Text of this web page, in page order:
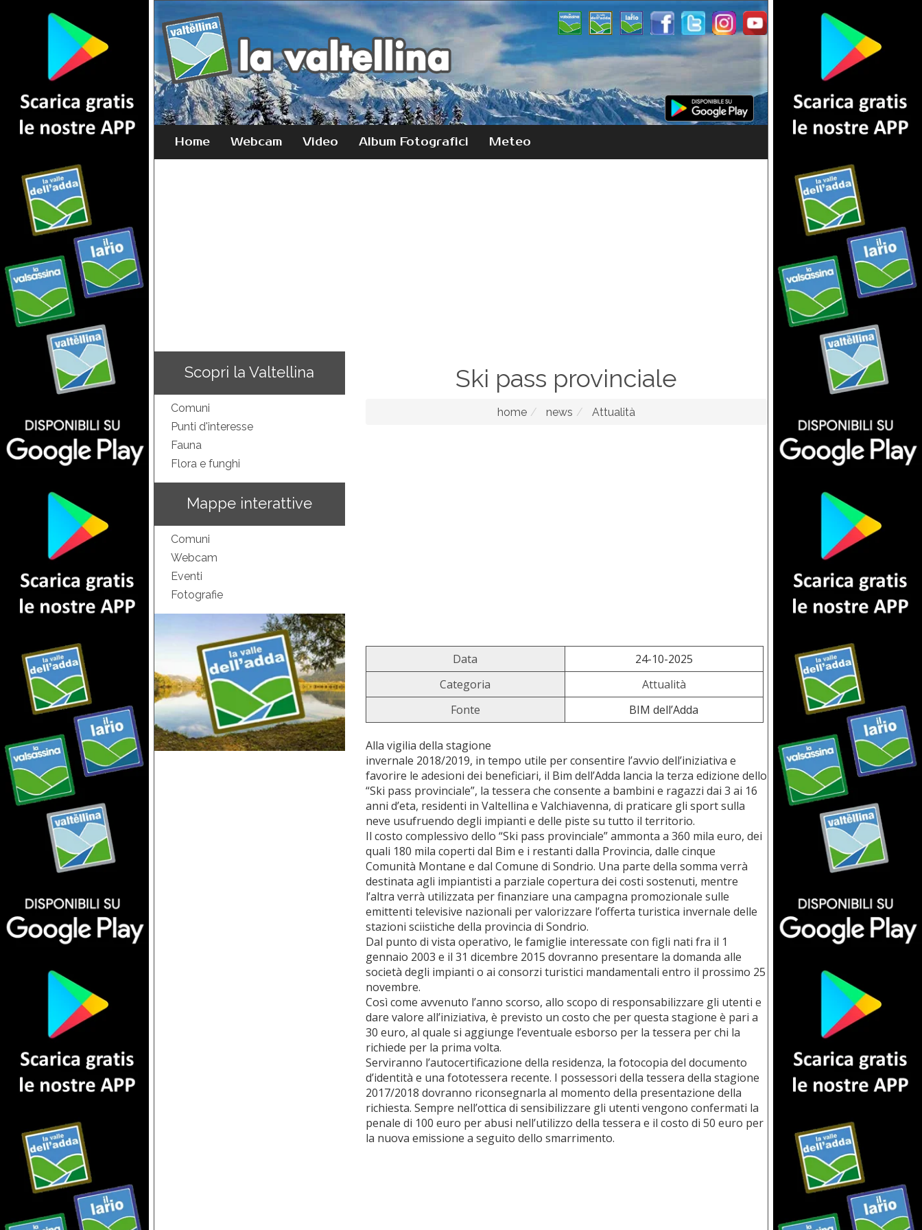
Home Webcam Video Album Fotografici Meteo
Scopri la Valtellina
Comuni
Punti d'interesse
Fauna
Flora e funghi
Mappe interattive
Comuni
Webcam
Eventi
Fotografie
Ski pass provinciale
home news Attualità
Data
24-10-2025
Categoria
Attualità
Fonte
BIM dell’Adda
Alla vigilia della stagione
invernale 2018/2019, in tempo utile per consentire l’avvio dell’iniziativa e
favorire le adesioni dei beneficiari, il Bim dell’Adda lancia la terza edizione dello
“Ski pass provinciale”, la tessera che consente a bambini e ragazzi dai 3 ai 16
anni d’eta, residenti in Valtellina e Valchiavenna, di praticare gli sport sulla
neve usufruendo degli impianti e delle piste su tutto il territorio.
Il costo complessivo dello “Ski pass provinciale” ammonta a 360 mila euro, dei
quali 180 mila coperti dal Bim e i restanti dalla Provincia, dalle cinque
Comunità Montane e dal Comune di Sondrio. Una parte della somma verrà
destinata agli impiantisti a parziale copertura dei costi sostenuti, mentre
l’altra verrà utilizzata per finanziare una campagna promozionale sulle
emittenti televisive nazionali per valorizzare l’offerta turistica invernale delle
stazioni sciistiche della provincia di Sondrio.
Dal punto di vista operativo, le famiglie interessate con figli nati fra il 1
gennaio 2003 e il 31 dicembre 2015 dovranno presentare la domanda alle
società degli impianti o ai consorzi turistici mandamentali entro il prossimo 25
novembre.
Così come avvenuto l’anno scorso, allo scopo di responsabilizzare gli utenti e
dare valore all’iniziativa, è previsto un costo che per questa stagione è pari a
30 euro, al quale si aggiunge l’eventuale esborso per la tessera per chi la
richiede per la prima volta.
Serviranno l’autocertificazione della residenza, la fotocopia del documento
d’identità e una fototessera recente. I possessori della tessera della stagione
2017/2018 dovranno riconsegnarla al momento della presentazione della
richiesta. Sempre nell’ottica di sensibilizzare gli utenti vengono confermati la
penale di 100 euro per abusi nell’utilizzo della tessera e il costo di 50 euro per
la nuova emissione a seguito dello smarrimento.